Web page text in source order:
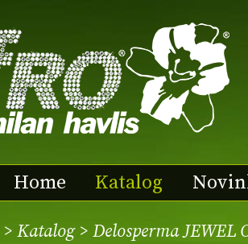
Home Katalog
> Katalog> Delosperma JEWEL